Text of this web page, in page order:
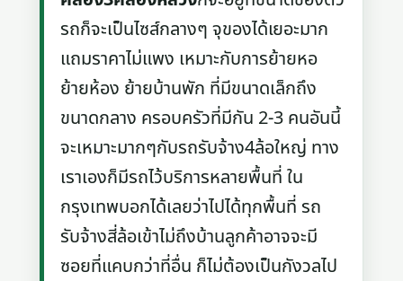
รถก็จะเป็นไซส์กลางๆ จุของได้เยอะมาก
แถมราคาไม่แพง เหมาะกับการย้ายหอ
ย้ายห้อง ย้ายบ้านพัก ที่มีขนาดเล็กถึง
ขนาดกลาง ครอบครัวที่มีกัน 2-3 คนอันนี้
จะเหมาะมากๆกับรถรับจ้าง4ล้อใหญ่ ทาง
เราเองก็มีรถไว้บริการหลายพื้นที่ ใน
กรุงเทพบอกได้เลยว่าไปได้ทุกพื้นที่ รถ
รับจ้างสี่ล้อเข้าไม่ถึงบ้านลูกค้าอาจจะมี
ซอยที่แคบกว่าที่อื่น ก็ไม่ต้องเป็นกังวลไป